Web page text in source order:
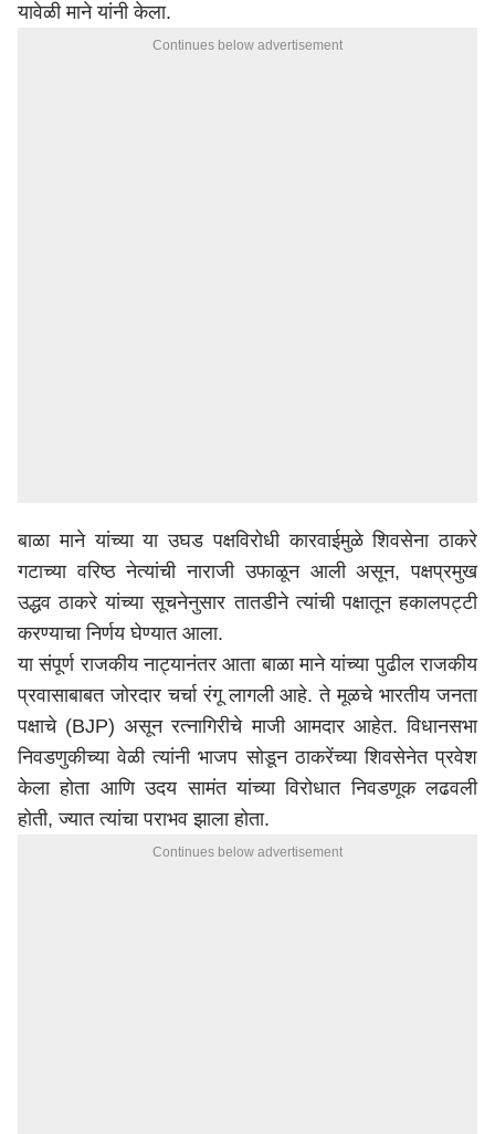
यावेळी माने यांनी केला.
Continues below advertisement
बाळा माने यांच्या या उघड पक्षविरोधी कारवाईमुळे शिवसेना ठाकरे
गटाच्या वरिष्ठ नेत्यांची नाराजी उफाळून आली असून, पक्षप्रमुख
उद्धव ठाकरे यांच्या सूचनेनुसार तातडीने त्यांची पक्षातून हकालपट्टी
करण्याचा निर्णय घेण्यात आला.
या संपूर्ण राजकीय नाट्यानंतर आता बाळा माने यांच्या पुढील राजकीय
प्रवासाबाबत जोरदार चर्चा रंगू लागली आहे. ते मूळचे भारतीय जनता
पक्षाचे (BJP) असूनरत्नागिरीचे माजी आमदार आहेत. विधानसभा
निवडणुकीच्या वेळी त्यांनी भाजप सोडून ठाकरेंच्या शिवसेनेत प्रवेश
केला होता आणि उदय सामंत यांच्या विरोधात निवडणूक लढवली
होती, ज्यात त्यांचा पराभव झाला होता.
Continues below advertisement